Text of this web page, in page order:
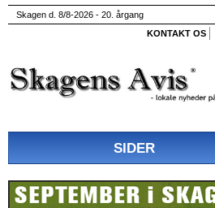
Skagen d. 8/8-2026 - 20. årgang
KONTAKT OS
SIDER